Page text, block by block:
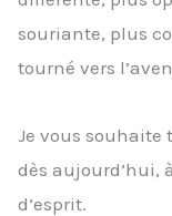
souriante, plus
tourné vers
Je vous souhaite
dès aujourd’hui,
d’esprit.